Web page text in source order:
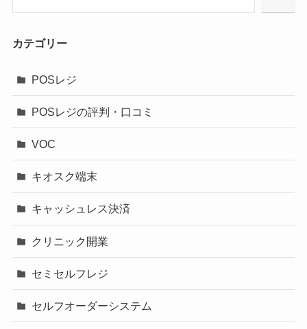
カテゴリー
POSレジ
POSレジの評判・口コミ
VOC
キオスク端末
キャッシュレス決済
クリニック開業
セミセルフレジ
セルフオーダーシステム